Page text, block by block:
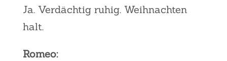
Ja. Verdächtig ruhig. Weihnachten
halt.
Romeo: